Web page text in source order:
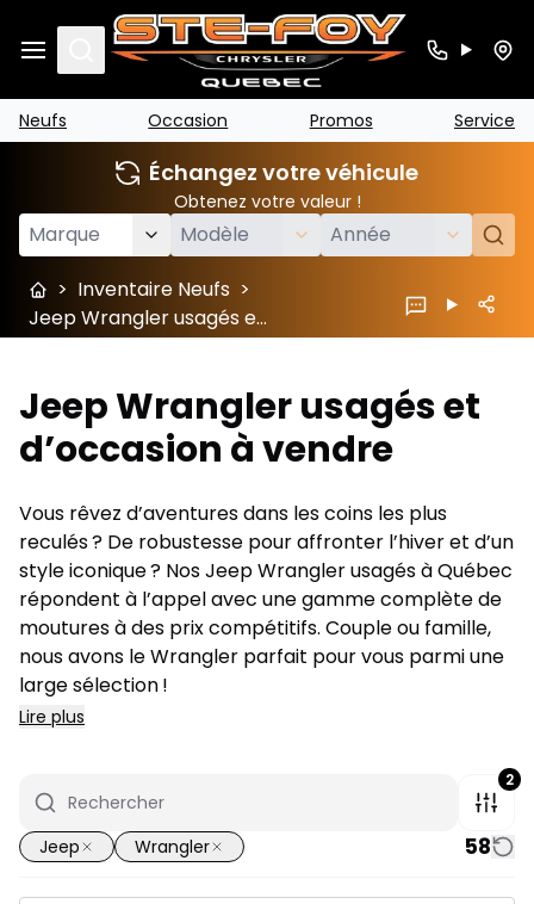
Search
Neufs Occasion Promos Service
Échangez votre véhicule
Obtenez votre valeur !
> Inventaire Neufs >
Jeep Wrangler usagés et d’occasion à vendre
Jeep Wrangler usagés et
d’occasion à vendre
Vous rêvez d’aventures dans les coins les plus
reculés ? De robustesse pour affronter l’hiver et d’un
style iconique ? Nos Jeep Wrangler usagés à Québec
répondent à l’appel avec une gamme complète de
moutures à des prix compétitifs. Couple ou famille,
nous avons le Wrangler parfait pour vous parmi une
large sélection !
Lire plus
2
Jeep Wrangler 58